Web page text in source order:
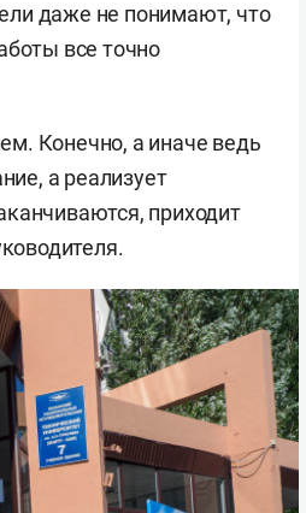
даже не понимают, что
все точно
Конечно, а иначе ведь
а реализует
приходит